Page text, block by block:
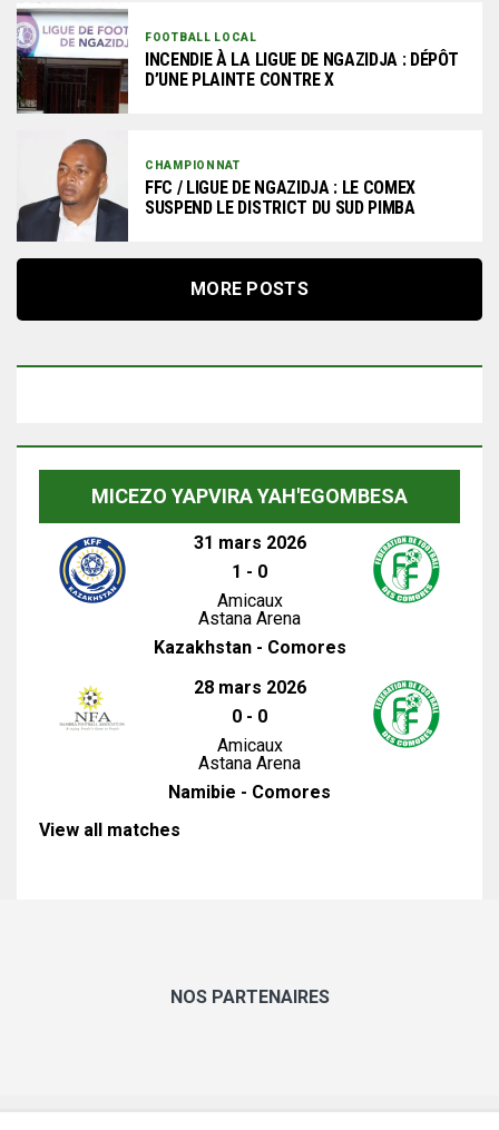
FOOTBALL LOCAL
INCENDIE À LA LIGUE DE NGAZIDJA : DÉPÔT
D’UNE PLAINTE CONTRE X
CHAMPIONNAT
FFC / LIGUE DE NGAZIDJA : LE COMEX
SUSPEND LE DISTRICT DU SUD PIMBA
MORE POSTS
MICEZO YAPVIRA YAH'EGOMBESA
31 mars 2026
1 - 0
Amicaux
Astana Arena
Kazakhstan - Comores
28 mars 2026
0 - 0
Amicaux
Astana Arena
Namibie - Comores
View all matches
NOS PARTENAIRES